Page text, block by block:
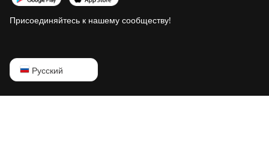
Присоединяйтесь к нашему сообществу!
Русский
English